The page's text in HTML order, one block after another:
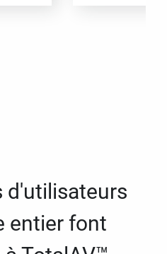
d'utilisateurs
entier font